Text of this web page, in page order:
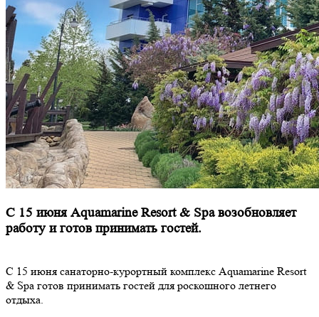
С 15 июня Aquamarine Resort & Spa возобновляет
работу и готов принимать гостей.
С 15 июня санаторно-курортный комплекс Aquamarine Resort
& Spa готов принимать гостей для роскошного летнего
отдыха.